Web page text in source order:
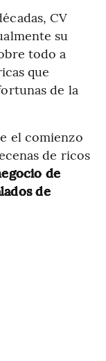
CV
su
todo a
que
de la
el comienzo
de ricos
de
de